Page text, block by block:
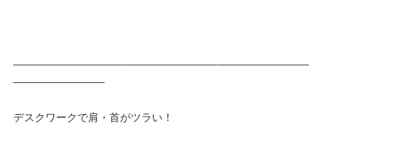
——————————–————————–————————–
————————–
デスクワークで肩・首がツラい！